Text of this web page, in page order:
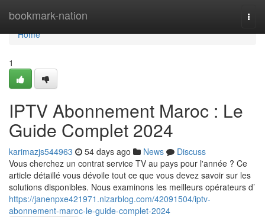
bookmark-nation
Home
Home
1
IPTV Abonnement Maroc : Le
Guide Complet 2024
karimazjs544963 54 days ago News
Discuss
Vous cherchez un contrat service TV au pays pour l'année ? Ce
article détaillé vous dévoile tout ce que vous devez savoir sur les
solutions disponibles. Nous examinons les meilleurs opérateurs d’
https://janenpxe421971.nizarblog.com/42091504/iptv-
abonnement-maroc-le-guide-complet-2024